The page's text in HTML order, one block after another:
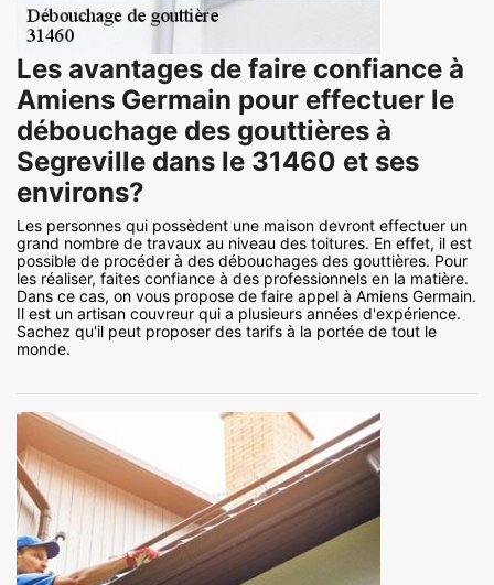
Les avantages de faire confiance à
Amiens Germain pour effectuer le
débouchage des gouttières à
Segreville dans le 31460 et ses
environs?
Les personnes qui possèdent une maison devront effectuer un
grand nombre de travaux au niveau des toitures. En effet, il est
possible de procéder à des débouchages des gouttières. Pour
les réaliser, faites confiance à des professionnels en la matière.
Dans ce cas, on vous propose de faire appel à Amiens Germain.
Il est un artisan couvreur qui a plusieurs années d'expérience.
Sachez qu'il peut proposer des tarifs à la portée de tout le
monde.